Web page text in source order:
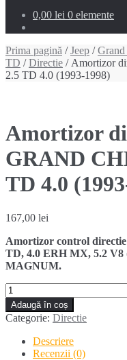
0,00 lei 0 elemente
Prima pagină /Jeep /Grand
TD /Directie / Amortizor
2.5 TD 4.0 (1993-1998)
Amortizor
GRAND
TD 4.0
167,00 lei
Amortizor control
TD, 4.0 ERH MX, 5.2 V8
MAGNUM.
Cantitate
Amortizor
directie
JEEP
GRAND
CHEROKEE
Adaugă în coș
Categorie: Directie
Descriere
Recenzii (0)